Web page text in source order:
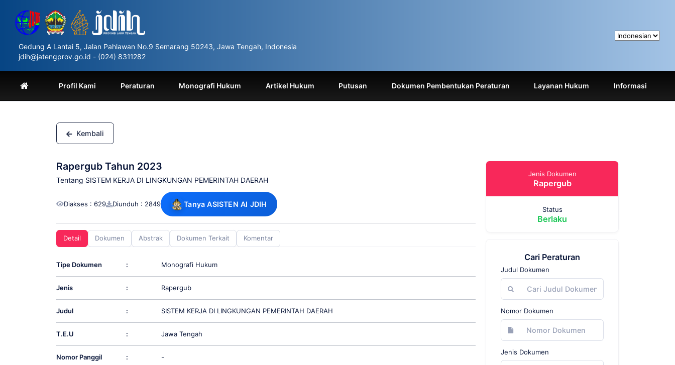
website
includes
accessibility
system.
Control-
F11
Gedung A Lantai 5, Jalan Pahlawan No.9 Semarang 50243, Jawa Tengah, Indonesia
jdih@jatengprov.go.id - (024) 8311282
Profil Kami Peraturan Monografi Hukum Artikel Hukum Putusan Dokumen Pembentukan Peraturan Layanan Hukum Informasi
Kembali
Rapergub Tahun 2023
Tentang SISTEM KERJA DI LINGKUNGAN PEMERINTAH DAERAH
Diakses : 629 Diunduh : 2849 Tanya ASISTEN AI JDIH
Detail Dokumen Abstrak Dokumen Terkait Komentar
Tipe Dokumen : Monografi Hukum
Jenis : Rapergub
Judul : SISTEM KERJA DI LINGKUNGAN PEMERINTAH DAERAH
T.E.U : Jawa Tengah
Nomor Panggil : -
Jenis Dokumen
Rapergub
Status
Berlaku
Cari Peraturan
Judul Dokumen
Nomor Dokumen
Jenis Dokumen